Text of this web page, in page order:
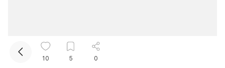
10 5 0